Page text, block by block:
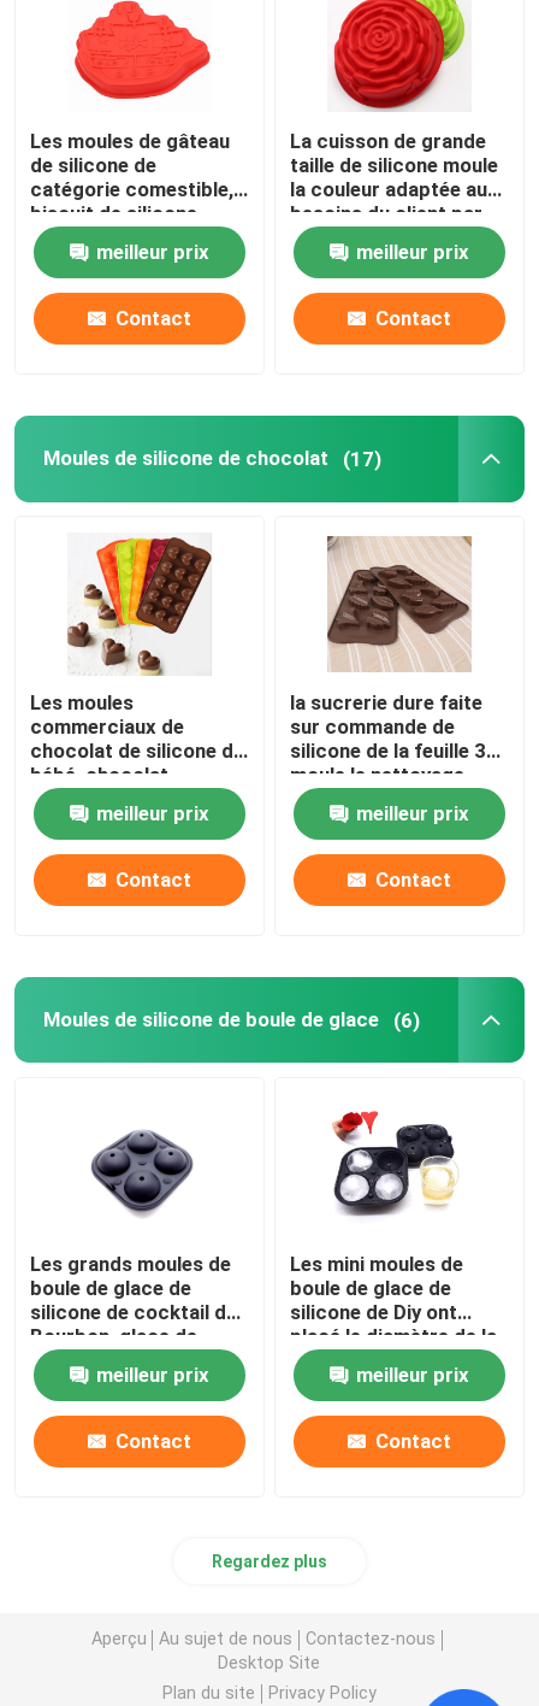
Les moules de gâteau
de silicone de
catégorie comestible,
biscuit de silicone
moule le bateau de
pirate formémeilleur prix
Contact
La cuisson de grande
taille de silicone moule
la couleur adaptée aux
besoins du client par
fleur de Rose
meilleur prix
Contact
Moules de silicone de chocolat (17)
Les moules
commerciaux de
chocolat de silicone de
bébé, chocolat
professionnel moule la
catégorie comestible
meilleur prix
Contact
la sucrerie dure faite
sur commande de
silicone de la feuille 3d
moule le nettoyage
facile léger de 8
cavitésmeilleur prix
Contact
Moules de silicone de boule de glace (6)
Les grands moules de
boule de glace de
silicone de cocktail de
Bourbon, glace de
sphère moule la cavité
4
meilleur prix
Contact
Les mini moules de
boule de glace de
silicone de Diy ont
placé le diamètre de la
forme ronde 5.6CM
pour des boissons
meilleur prix
Contact
Regardez plus
Aperçu Au sujet de nous
Contactez-nous
Desktop Site
Plan du site
Privacy Policy